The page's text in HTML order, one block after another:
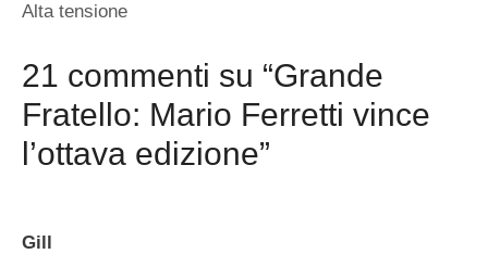
Alta tensione
21 commenti su “Grande
Fratello: Mario Ferretti vince
l’ottava edizione”
Gill